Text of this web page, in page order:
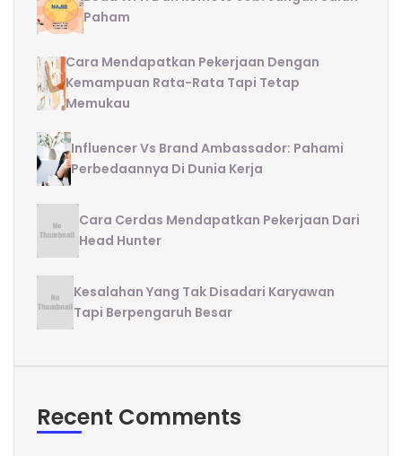
Paham
Cara Mendapatkan Pekerjaan Dengan
Kemampuan Rata-Rata Tapi Tetap
Memukau
Influencer Vs Brand Ambassador: Pahami
Perbedaannya Di Dunia Kerja
Cara Cerdas Mendapatkan Pekerjaan Dari
Head Hunter
Kesalahan Yang Tak Disadari Karyawan
Tapi Berpengaruh Besar
Recent Comments